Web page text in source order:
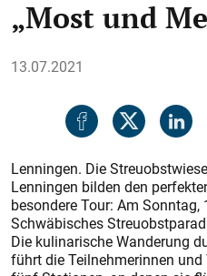
„Most und
13.07.2021
Lenningen. Die
Lenningen bilden den
besondere Tour: Am
Schwäbisches
Die kulinarische Wanderung
führt die Teilnehmerinnen